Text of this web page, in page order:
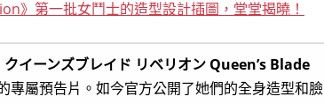
》第一批女鬥士的造型設計插圖，堂堂揭曉！
クイーンズブレイド リベリオン Queen’s Blade
專屬預告片。如今官方公開了她們的全身造型和臉